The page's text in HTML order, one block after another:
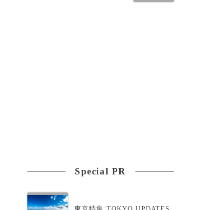
Special PR
東京特集:TOKYO UPDATES